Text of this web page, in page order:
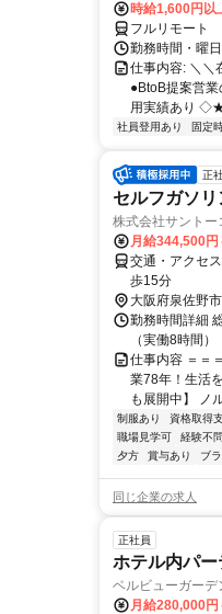
時給1,600円以
フルリモート
勤務時間・曜
仕事内容: ＼
●BtoB提案営
用実績あり
社員登用あり 固定
正
セルフガソ
株式会社サント
月給344,500円
交通・アクセ
歩15分
大阪府泉佐野市
勤務時間詳細
（実働8時間
仕事内容 ＝＝
業78年！生活
も展開中】 ノ
制服あり 資格取得
職場見学可
経験不問
夕方
賞与あり ブ
同じ企業の求人
正社員
ホテル内パ
ベルビューガー
月給280,000円